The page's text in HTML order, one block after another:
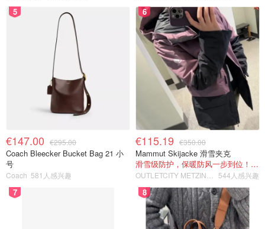
5
€147.00 €295.00
Coach Bleecker Bucket Bag 21 小
号
Coach 581人感兴趣
6
€115.19 €350.00
Mammut Skijacke 滑雪夹克
滑雪级防护，保暖防风一步到位！仅剩s！
544人感兴趣
7 8